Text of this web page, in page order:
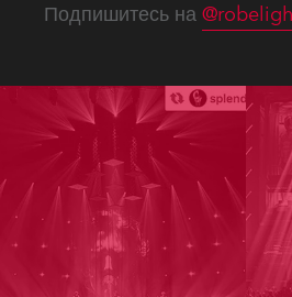
Подпишитесь на